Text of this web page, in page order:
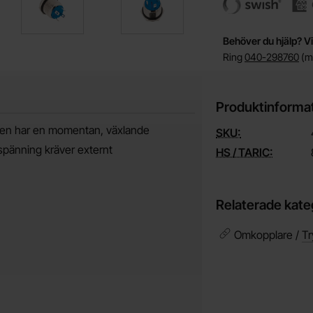
Behöver du hjälp?
Ring 040-298760
har en momentan, växlande
kräver externt
SKU:
HS / TARIC:
Relaterade
Omkopplare /